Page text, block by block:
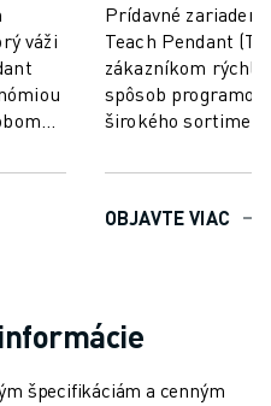
váži
Prídavné
Teach Pendant
zákazníkom rýchly
spôsob
širokého
užívateľsky p...
OBJAVTE VIAC
špecifikáciám a cenným